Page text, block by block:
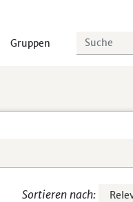
Gruppen
Sortieren nach